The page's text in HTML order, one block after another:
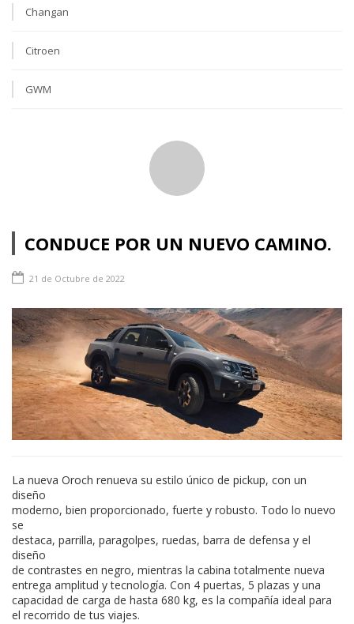
Changan
Citroen
GWM
CONDUCE POR UN NUEVO CAMINO.
21 de Octubre de 2022
La nueva Oroch renueva su estilo único de pickup, con un
diseño
moderno, bien proporcionado, fuerte y robusto. Todo lo nuevo
se
destaca, parrilla, paragolpes, ruedas, barra de defensa y el
diseño
de contrastes en negro, mientras la cabina totalmente nueva
entrega amplitud y tecnología. Con 4 puertas, 5 plazas y una
capacidad de carga de hasta 680 kg, es la compañía ideal para
el recorrido de tus viajes.